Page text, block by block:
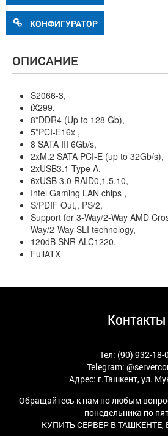
КОНФИГУРАТОР
ОПИСАНИЕ
S2066-3,
iX299,
8*DDR4 (Up to 128 Gb),
5*PCI-E16x ,
8 SATA III 6Gb/s,
2xM.2 SATA PCI-E (up to 32Gb/s),
2xUSB3.1 Type A,
6xUSB 3.0 RAID0,1,5,10,
Intel Gaming LAN chips ,
S/PDIF Out,, PS/2,
Support for 3-Way/2-Way AMD
Way/2-Way SLI technology,
120dB SNR ALC1220,
FullATX
Контакты
Тел: (90) 932-18-
Telegram:
Адрес: г.Ташкент, ул.
Обращайтесь к нам по любым
понедельника по
КУПИТЬ СЕРВЕР В ТАШКЕНТЕ,